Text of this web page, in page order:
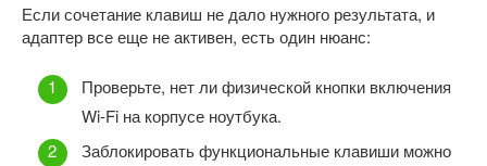
Если сочетание клавиш не дало нужного результата, и
адаптер все еще не активен, есть один нюанс:
Проверьте, нет ли физической кнопки включения
Wi-Fi на корпусе ноутбука.
Заблокировать функциональные клавиши можно